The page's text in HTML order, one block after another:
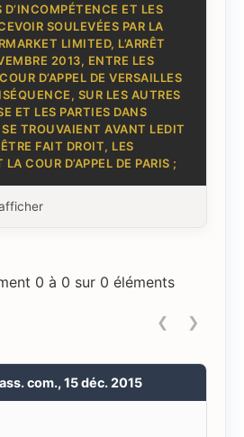
D’INCOMPÉTENCE ET LES
SOULEVÉES PAR LA
LIMITED, L’ARRÊT
2013, ENTRE LES
D’APPEL DE VERSAILLES
SUR LES AUTRES
ET LES PARTIES DANS
SE TROUVAIENT AVANT LEDIT
FAIT DROIT, LES
COUR D’APPEL DE PARIS ;
0 à 0 sur 0 éléments
❮ ❯
com., 15 déc. 2015